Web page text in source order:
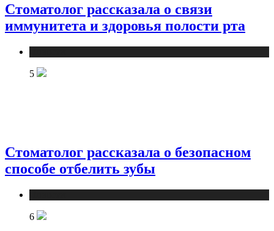
Стоматолог рассказала о связи
иммунитета и здоровья полости рта
5
Стоматолог рассказала о безопасном
способе отбелить зубы
6